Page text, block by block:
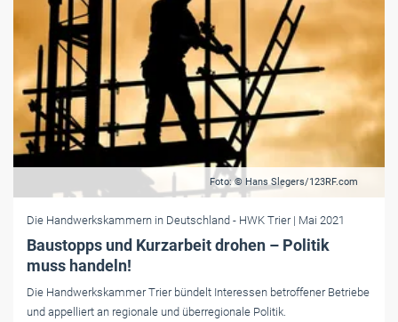
Foto: © Hans Slegers/123RF.com
Die Handwerkskammern in Deutschland - HWK Trier | Mai 2021
Baustopps und Kurzarbeit drohen – Politik
muss handeln!
Die Handwerkskammer Trier bündelt Interessen betroffener Betriebe
und appelliert an regionale und überregionale Politik.